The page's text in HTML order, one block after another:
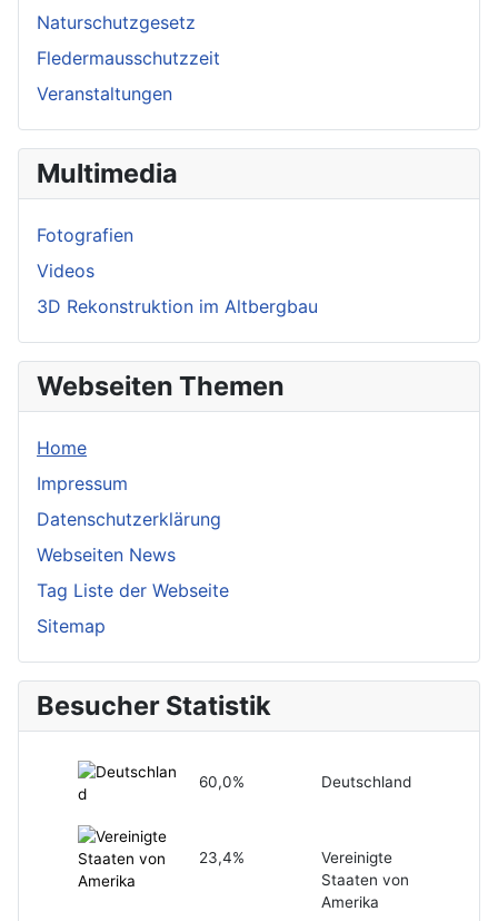
Naturschutzgesetz
Fledermausschutzzeit
Veranstaltungen
Multimedia
Fotografien
Videos
3D Rekonstruktion im Altbergbau
Webseiten Themen
Home
Impressum
Datenschutzerklärung
Webseiten News
Tag Liste der Webseite
Sitemap
Besucher Statistik
60,0% Deutschland
23,4%
Vereinigte
Staaten von
Amerika